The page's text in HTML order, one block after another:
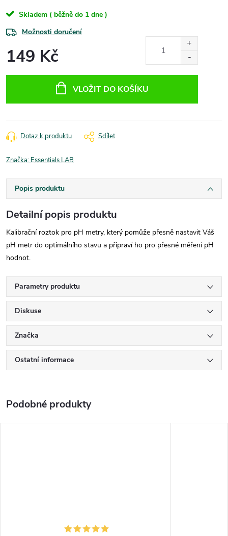
Skladem ( běžně do 1 dne )
Možnosti doručení
149 Kč
VLOŽIT DO KOŠÍKU
Dotaz k produktu Sdílet
Značka: Essentials LAB
Popis produktu
Detailní popis produktu
Kalibrační roztok pro pH metry, který pomůže přesně nastavit Váš
pH metr do optimálního stavu a připraví ho pro přesné měření pH
hodnot.
Parametry produktu
Diskuse
Značka
Ostatní informace